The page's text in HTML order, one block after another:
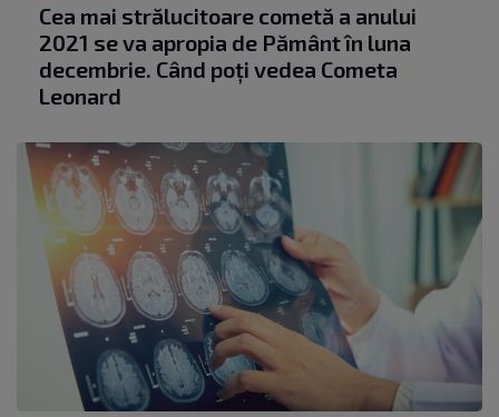
Cea mai strălucitoare cometă a anului
2021 se va apropia de Pământ în luna
decembrie. Când poți vedea Cometa
Leonard